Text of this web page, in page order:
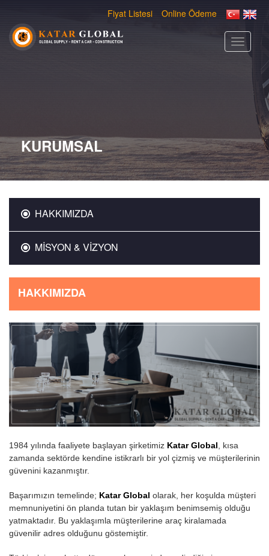
Fiyat Listesi Online Ödeme
Toggle
KURUMSAL
HAKKIMIZDA
MİSYON & VİZYON
HAKKIMIZDA
1984 yılında faaliyete başlayan şirketimiz Katar Global , kısa
zamanda sektörde kendine istikrarlı bir yol çizmiş ve müşterilerinin
güvenini kazanmıştır.
Başarımızın temelinde; Katar Global olarak, her koşulda müşteri
memnuniyetini ön planda tutan bir yaklaşım benimsemiş olduğu
yatmaktadır. Bu yaklaşımla müşterilerine araç kiralamada
güvenilir adres olduğunu göstemiştir.